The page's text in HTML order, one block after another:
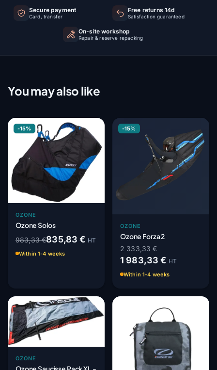
Secure payment
Card, transfer
Free returns 14d
Satisfaction guaranteed
On-site workshop
Repair & reserve repacking
You may also like
-15%
OZONE
Ozone Solos
983,33 €835,83 € HT
Within 1-4 weeks
-15%
OZONE
Ozone Forza 2
2 333,33 €
1 983,33 € HT
Within 1-4 weeks
OZONE